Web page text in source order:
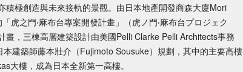
極創造與未來接軌的景觀。由日本地產開發商森大廈Mori
虎之門‧麻布台專案開發計畫」（虎ノ門‧麻布台プロジェク
畫，三棟高層建築設計由美國Pelli Clarke Pelli Architects事務
建築師藤本壯介（Fujimoto Sousuke）規劃，其中的主要高樓
大樓，成為日本全新第一高樓。